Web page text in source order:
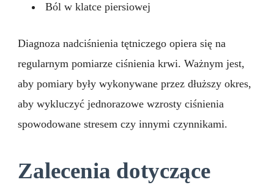
Ból w klatce piersiowej
Diagnoza nadciśnienia tętniczego opiera się na
regularnym pomiarze ciśnienia krwi. Ważnym jest,
aby pomiary były wykonywane przez dłuższy okres,
aby wykluczyć jednorazowe wzrosty ciśnienia
spowodowane stresem czy innymi czynnikami.
Zalecenia dotyczące